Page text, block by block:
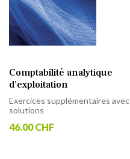
Comptabilité analytique
d’exploitation
Exercices supplémentaires avec
solutions
46.00 CHF